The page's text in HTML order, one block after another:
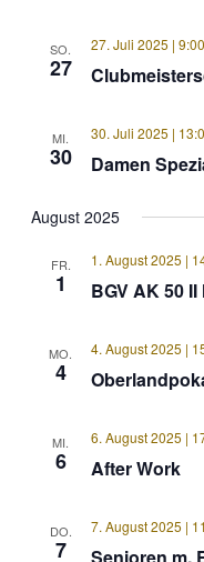
SO.
27
27. Juli 2025 | 9:00
MI.
30 Damen
30. Juli 2025 |
August 2025
FR.
1 BGV AK 50
1. August 2025 |
MO.
4
4. August 2025 |
MI.
6 After Work
6. August 2025 |
DO.
7
7. August 2025 |